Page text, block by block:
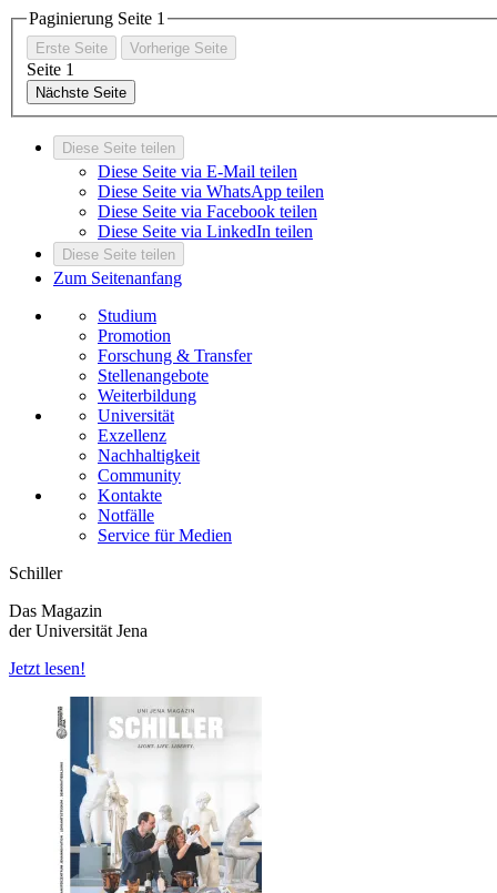
Paginierung Seite 1
Erste Seite Vorherige Seite
Seite 1
Nächste Seite
Diese Seite teilen
Diese Seite via E-Mail teilen
Diese Seite via WhatsApp teilen
Diese Seite via Facebook teilen
Diese Seite via LinkedIn teilen
Diese Seite teilen
Zum Seitenanfang
Studium
Promotion
Forschung & Transfer
Stellenangebote
Weiterbildung
Universität
Exzellenz
Nachhaltigkeit
Community
Kontakte
Notfälle
Service für Medien
Schiller
Das Magazin
der Universität Jena
Jetzt lesen!